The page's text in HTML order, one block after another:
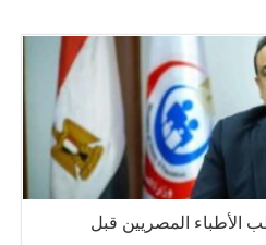
الأطباء المصريين قبل